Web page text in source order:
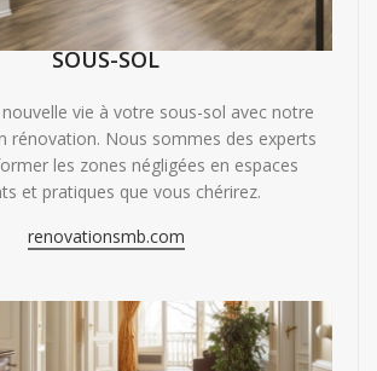
SOUS-SOL
vie à votre sous-sol avec notre
rénovation. Nous sommes des experts
les zones négligées en espaces
et pratiques que vous chérirez.
renovationsmb.com